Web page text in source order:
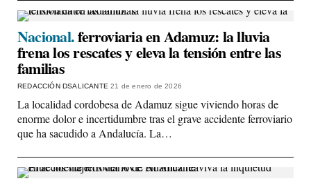
Nacional.ferroviaria en Adamuz: la lluvia
frena los rescates y eleva la tensión entre las
familias
REDACCIÓN DSALICANTE21 de enero de 2026
La localidad cordobesa de Adamuz sigue viviendo horas de
enorme dolor e incertidumbre tras el grave accidente ferroviario
que ha sacudido a Andalucía. La…